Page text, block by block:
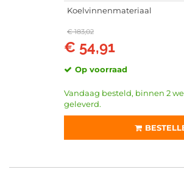
Koelvinnenmateriaal
€ 183,02
€ 54,91
Op voorraad
Vandaag besteld, binnen 2
geleverd.